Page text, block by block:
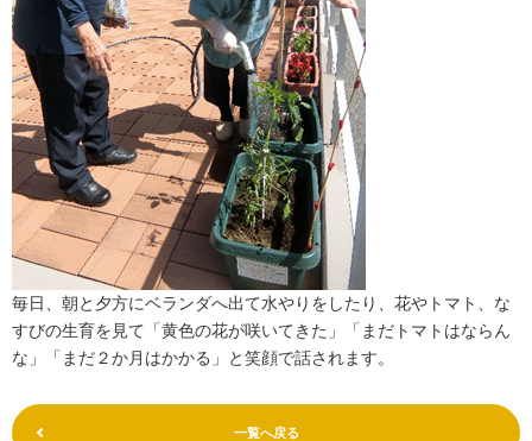
毎日、朝と夕方にベランダへ出て水やりをしたり、花やトマト、な
すびの生育を見て「黄色の花が咲いてきた」「まだトマトはならん
な」「まだ２か月はかかる」と笑顔で話されます。
一覧へ戻る